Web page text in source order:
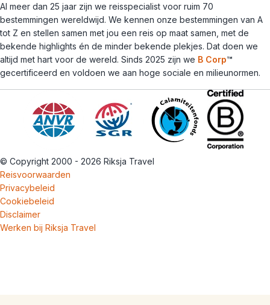
Al meer dan 25 jaar zijn we reisspecialist voor ruim 70
bestemmingen wereldwijd. We kennen onze bestemmingen van A
tot Z en stellen samen met jou een reis op maat samen, met de
bekende highlights én de minder bekende plekjes. Dat doen we
altijd met hart voor de wereld. Sinds 2025 zijn we B Corp™
gecertificeerd en voldoen we aan hoge sociale en milieunormen.
© Copyright 2000 - 2026 Riksja Travel
Reisvoorwaarden
Privacybeleid
Cookiebeleid
Disclaimer
Werken bij Riksja Travel